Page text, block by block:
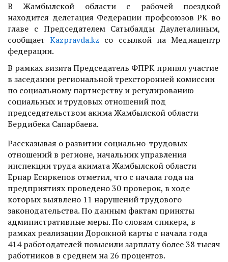
В Жамбылской области с рабочей поездкой
находится делегация Федерации профсоюзов РК во
главе с Председателем Сатыбалды Даулеталиным,
сообщаетKazpravda.kz со ссылкой на Медиацентр
федерации.
В рамках визита Председатель ФПРК принял участие
в заседании региональной трехсторонней комиссии
по социальному партнерству и регулированию
социальных и трудовых отношений под
председательством акима Жамбылской области
Бердибека Сапарбаева.
Рассказывая о развитии социально-трудовых
отношений в регионе, начальник управления
инспекции труда акимата Жамбылской области
Ернар Есиркепов отметил, что с начала года на
предприятиях проведено 30 проверок, в ходе
которых выявлено 11 нарушений трудового
законодательства. По данным фактам приняты
административные меры. По словам спикера, в
рамках реализации Дорожной карты с начала года
414 работодателей повысили зарплату более 38 тысяч
работников в среднем на 26 процентов.